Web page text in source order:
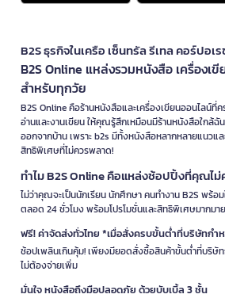
B2S ธุรกิจในเครือ เซ็นทรัล รีเทล คอร์ปอเ
B2S Online แหล่งรวมหนังสือ เครื่องเ
สำหรับทุกวัย
B2S Online คือร้านหนังสือและเครื่องเขียนออนไลน์ที่
อ่านและงานเขียน ให้คุณรู้สึกเหมือนมีร้านหนังสือใกล้ฉั
ออกจากบ้าน เพราะ b2s มีทั้งหนังสือหลากหลายแนว
สิทธิพิเศษที่ไม่ควรพลาด!
ทำไม B2S Online คือแหล่งช้อปปิ้งที่คุณไ
ไม่ว่าคุณจะเป็นนักเรียน นักศึกษา คนทำงาน B2S พร้
ตลอด 24 ชั่วโมง พร้อมโปรโมชั่นและสิทธิพิเศษมากมาย
ฟรี! ค่าจัดส่งทั่วไทย *เมื่อสั่งครบขั้นต่ำที่บริษัทกำ
ช้อปเพลินเกินคุ้ม! เพียงมียอดสั่งซื้อสินค้าขั้นต่ำที่บริษั
ไม่ต้องจ่ายเพิ่ม
มั่นใจ หนังสือถึงมือปลอดภัย ด้วยบับเบิ้ล 3 ชั้น